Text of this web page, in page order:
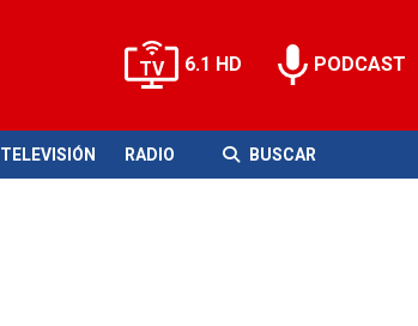
6.1 HD PODCAST
TELEVISIÓN RADIO BUSCAR